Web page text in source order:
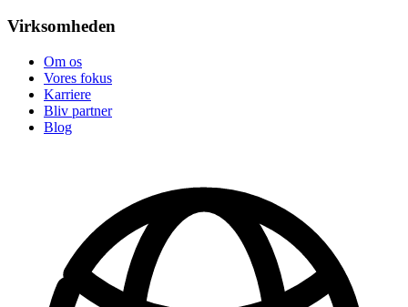
Virksomheden
Om os
Vores fokus
Karriere
Bliv partner
Blog